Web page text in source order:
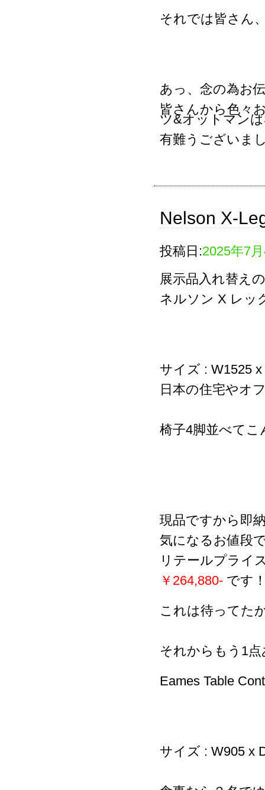
それでは皆さん
あっ、念の為お
皆さんから色々
ツ&オットマン
有難うございま
Nelson X-
投稿日:2025年7
展示品入れ替え
ネルソン X レッ
サイズ : W1525
日本の住宅やオ
椅子4脚並べて
現品ですから即
気になるお値段
リテールプライ
￥264,880- です
これは待ってた
それからもう1
Eames Table
サイズ : W905 x